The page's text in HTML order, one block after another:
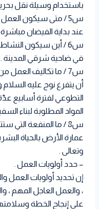
باستخدام وسيلة نقل
س5 / متى سيكون العمل أو الحدث أكثر فاعلية ؟
عند بداية الفيضان
س6 / أين سيكون النشاط أكثر فاعلية ؟
في ضاحية شرقي المدينة .
س7 / ما تكاليف العمل من موارد بشرية ومالية وزمنية ؟
أن يتفرغ نوح عليه
التطوعي لفترة أسابيع
المواد المطلوبة لبناء
س8 / ما المنفعة التي ستتحقق من هذا العمل ؟
عمارة الأرض بالحياة
وتعالى .
– حدد أولويات العمل .
إن تحديد أولويات العمل
، والعمل العاجل المهم
على إنجاح الخطة